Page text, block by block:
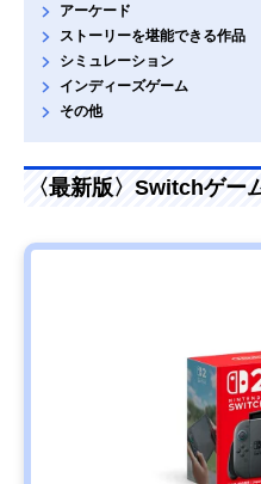
アーケード
ストーリーを堪能できる作品
シミュレーション
インディーズゲーム
その他
〈最新版〉Switchゲー